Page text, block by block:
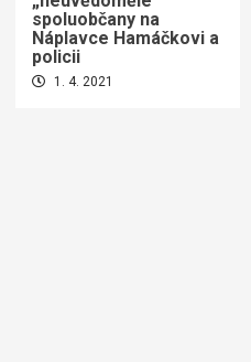
spoluobčany na
Náplavce Hamáčkovi a
policii
1. 4. 2021